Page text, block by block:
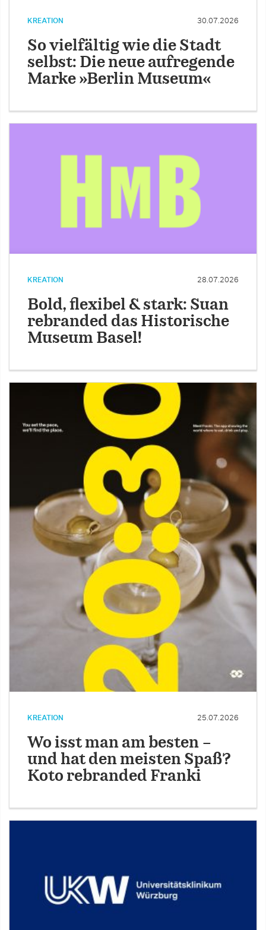
KREATION 30.07.2026
So vielfältig wie die Stadt
selbst: Die neue aufregende
Marke »Berlin Museum«
KREATION 28.07.2026
Bold, flexibel & stark: Suan
rebranded das Historische
Museum Basel!
KREATION 25.07.2026
Wo isst man am besten –
und hat den meisten Spaß?
Koto rebranded Franki